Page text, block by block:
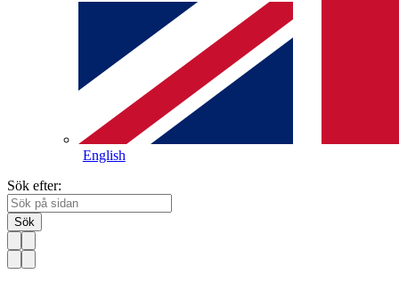
English
Sök efter:
Sök